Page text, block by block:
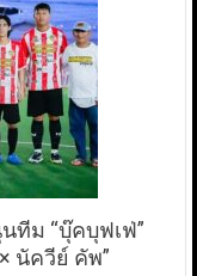
ทีม “บุ๊คบุฟเฟ่”
นัควีย์ คัพ”